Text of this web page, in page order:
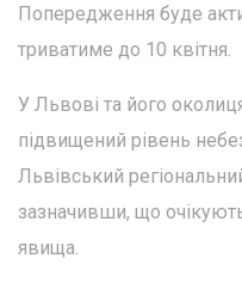
Попередження буде
триватиме до 10 квітня.
У Львові та його
підвищений рівень
Львівський
зазначивши, що
явища.